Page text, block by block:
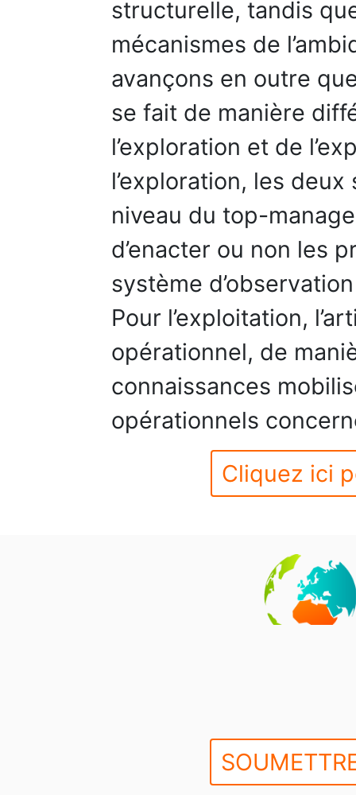
structurelle, tandis
mécanismes de
avançons en outre
se fait de manière
l’exploration et de
l’exploration, les
niveau du top-
d’enacter ou non les
système
Pour l’exploitation,
opérationnel, de
connaissances
opérationnels
Cliquez ici